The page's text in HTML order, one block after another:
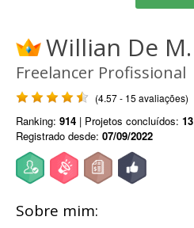
Willian De M.
Freelancer Profissional
(4.57 - 15 avaliações)
Ranking: 914 | Projetos concluídos: 13
Registrado desde: 07/09/2022
Sobre mim: